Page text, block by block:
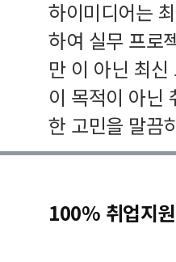
하이미디어는
하여 실무 프로
만 이 아닌 최
이 목적이 아닌
한 고민을 말끔
100% 취업지